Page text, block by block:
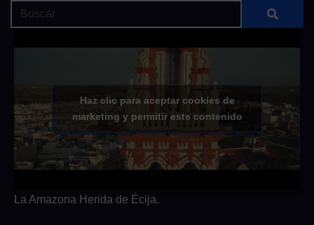
Haz clic para aceptar cookies de
marketing y permitir este contenido
La Amazona Herida de Écija.